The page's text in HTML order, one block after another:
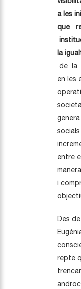
a les
que
la
de la
en les
entre
i
Des
repte